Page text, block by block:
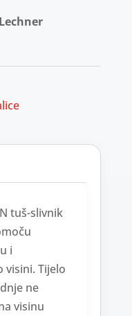
tuš-slivnik
i
visini. Tijelo
ne
visinu